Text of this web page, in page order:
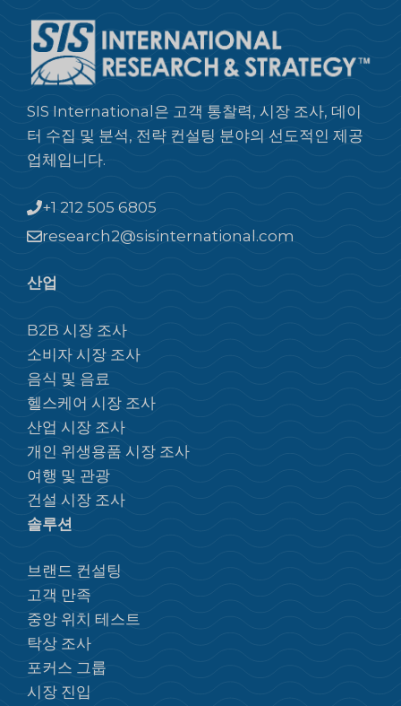
SIS International은 고객 통찰력, 시장 조사, 데이
터 수집 및 분석, 전략 컨설팅 분야의 선도적인 제공
업체입니다.
+1 212 505 6805
research2@sisinternational.com
산업
B2B 시장 조사
소비자 시장 조사
음식 및 음료
헬스케어 시장 조사
산업 시장 조사
개인 위생용품 시장 조사
여행 및 관광
건설 시장 조사
솔루션
브랜드 컨설팅
고객 만족
중앙 위치 테스트
탁상 조사
포커스 그룹
시장 진입